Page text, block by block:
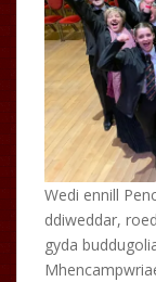
Wedi ennill
ddiweddar,
gyda